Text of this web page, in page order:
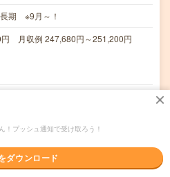
期 ※9月～！
月収例 247,680円～251,200円
専用システム操作、伝票処理＊…
ンクOK / 英語力不要
に考える面談（電話面談の場合）…
！プッシュ通知で受け取ろう！
ダウンロード